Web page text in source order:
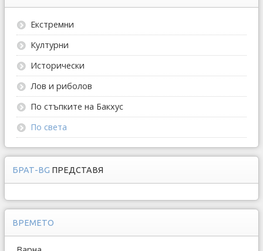
Екстремни
Културни
Исторически
Лов и риболов
По стъпките на Бакхус
По света
БРАТ-BG ПРЕДСТАВЯ
ВРЕМЕТО